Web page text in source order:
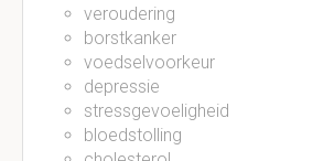
veroudering
borstkanker
voedselvoorkeur
depressie
stressgevoeligheid
bloedstolling